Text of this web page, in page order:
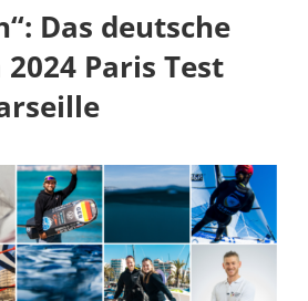
Das deutsche
Paris Test